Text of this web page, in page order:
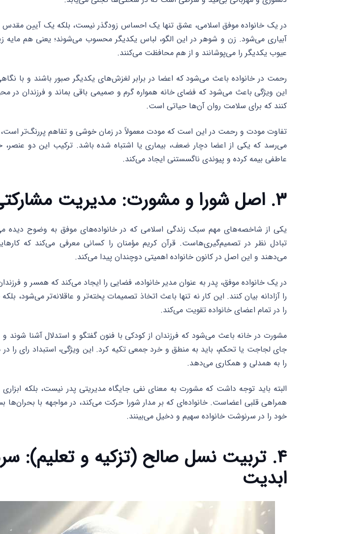
در یک خانواده موفق اسلامی، عشق تنها یک احساس زودگذر نیست، بلکه یک آیین مقدس
آبیاری می‌شود. زن و شوهر در این الگو، لباس یکدیگر محسوب می‌شوند؛ یعنی هم
عیوب یکدیگر را می‌پوشانند و از هم محافظت می‌کنند.
رحمت در خانواده باعث می‌شود که اعضا در برابر لغزش‌های یکدیگر صبور باشند و با
این ویژگی باعث می‌شود که فضای خانه همواره گرم و صمیمی باقی بماند و فرزندان در
کنند که برای سلامت روان آن‌ها حیاتی است.
تفاوت مودت و رحمت در این است که مودت معمولاً در زمان خوشی و تفاهم پررنگ‌تر است،
می‌رسد که یکی از اعضا دچار ضعف، بیماری یا اشتباه شده باشد. ترکیب این دو عنصر،
عاطفی بیمه کرده و پیوندی ناگسستنی ایجاد می‌کند.
۳. اصل شورا و مشورت: مدیریت مشارکتی در خانه
یکی از شاخصه‌های مهم سبک زندگی اسلامی که در خانواده‌های موفق به وضوح دیده
تبادل نظر در تصمیم‌گیری‌هاست. قرآن کریم مؤمنان را کسانی معرفی می‌کند که
می‌دهند و این اصل در کانون خانواده اهمیتی دوچندان پیدا می‌کند.
در یک خانواده موفق، پدر به عنوان مدیر خانواده، فضایی را ایجاد می‌کند که همسر و
را آزادانه بیان کنند. این کار نه تنها باعث اتخاذ تصمیمات پخته‌تر و عاقلانه‌تر می‌شود،
را در تمام اعضای خانواده تقویت می‌کند.
مشورت در خانه باعث می‌شود که فرزندان از کودکی با فنون گفتگو و استدلال آشنا شوند
جای لجاجت یا تحکم، باید به منطق و خرد جمعی تکیه کرد. این ویژگی، استبداد رای را
را به همدلی و همکاری می‌دهد.
البته باید توجه داشت که مشورت به معنای نفی جایگاه مدیریتی پدر نیست، بلکه
همراهی قلبی اعضاست. خانواده‌ای که بر مدار شورا حرکت می‌کند، در مواجهه با بحران‌ها
خود را در سرنوشت خانواده سهیم و دخیل می‌بینند.
۴. تربیت نسل صالح (تزکیه و تعلیم):
ابدیت